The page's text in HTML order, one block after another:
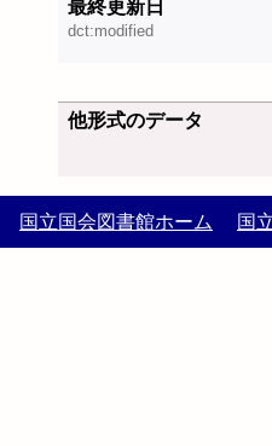
最終更新日
dct:modified
他形式のデータ
国立国会図書館ホーム 国